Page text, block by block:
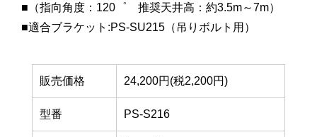
■（指向角度：120゜ 推奨天井高：約3.5m～7m）
■適合ブラケット:PS-SU215（吊りボルト用）
販売価格 24,200円(税2,200円)
型番 PS-S216